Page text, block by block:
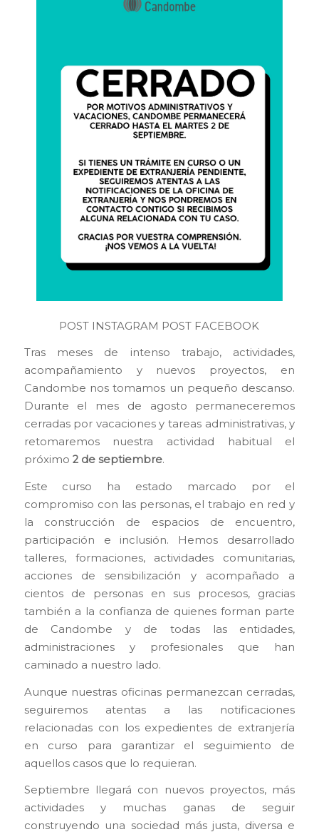
POST INSTAGRAM POST FACEBOOK
Tras meses de intenso trabajo, actividades,
acompañamiento y nuevos proyectos, en
Candombe nos tomamos un pequeño descanso.
Durante el mes de agosto permaneceremos
cerradas por vacaciones y tareas administrativas, y
retomaremos nuestra actividad habitual el
próximo 2 de septiembre.
Este curso ha estado marcado por el
compromiso con las personas, el trabajo en red y
la construcción de espacios de encuentro,
participación e inclusión. Hemos desarrollado
talleres, formaciones, actividades comunitarias,
acciones de sensibilización y acompañado a
cientos de personas en sus procesos, gracias
también a la confianza de quienes forman parte
de Candombe y de todas las entidades,
administraciones y profesionales que han
caminado a nuestro lado.
Aunque nuestras oficinas permanezcan cerradas,
seguiremos atentas a las notificaciones
relacionadas con los expedientes de extranjería
en curso para garantizar el seguimiento de
aquellos casos que lo requieran.
Septiembre llegará con nuevos proyectos, más
actividades y muchas ganas de seguir
construyendo una sociedad más justa, diversa e